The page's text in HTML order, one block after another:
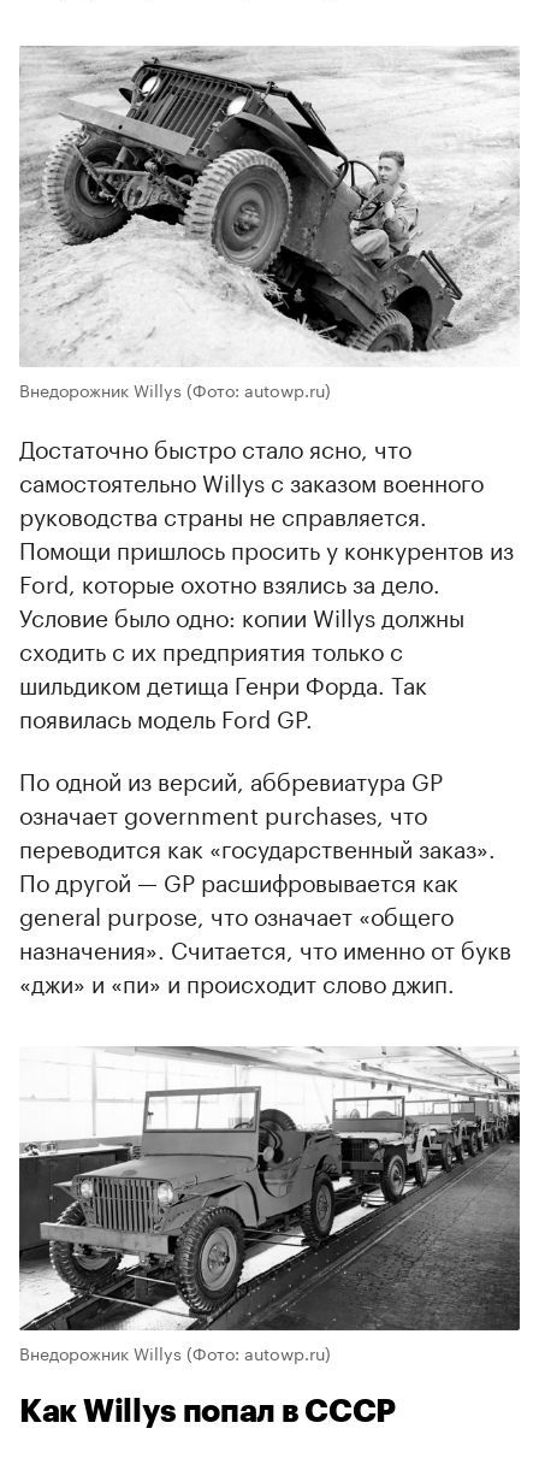
Внедорожник Willys (Фото: autowp.ru)
Достаточно быстро стало ясно, что
самостоятельно Willys с заказом военного
руководства страны не справляется.
Помощи пришлось просить у конкурентов из
Ford, которые охотно взялись за дело.
Условие было одно: копии Willys должны
сходить с их предприятия только с
шильдиком детища Генри Форда. Так
появилась модель Ford GP.
По одной из версий, аббревиатура GP
означает government purchases, что
переводится как «государственный заказ».
По другой — GP расшифровывается как
general purpose, что означает «общего
назначения». Считается, что именно от букв
«джи» и «пи» и происходит слово джип.
Внедорожник Willys (Фото: autowp.ru)
Как Willys попал в СССР